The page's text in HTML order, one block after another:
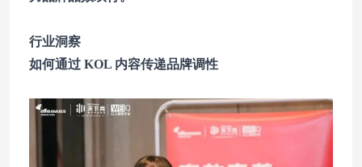
行业洞察
如何通过 KOL 内容传递品牌调性